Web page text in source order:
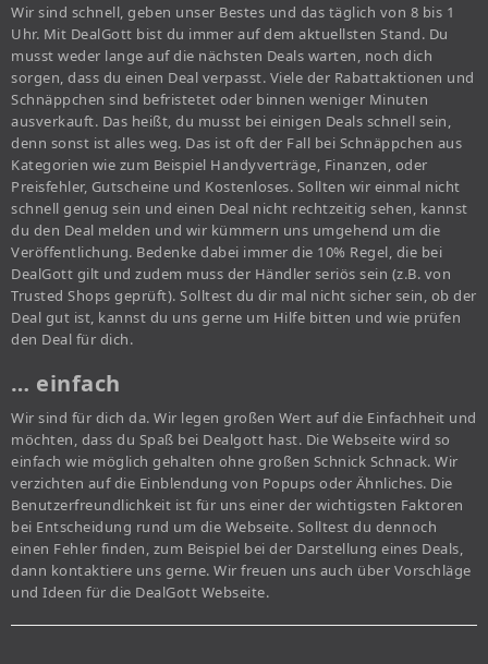
Wir sind schnell, geben unser Bestes und das täglich von 8 bis 1
Uhr. Mit DealGott bist du immer auf dem aktuellsten Stand. Du
musst weder lange auf die nächsten Deals warten, noch dich
sorgen, dass du einen Deal verpasst. Viele der Rabattaktionen und
Schnäppchen sind befristetet oder binnen weniger Minuten
ausverkauft. Das heißt, du musst bei einigen Deals schnell sein,
denn sonst ist alles weg. Das ist oft der Fall bei Schnäppchen aus
Kategorien wie zum Beispiel Handyverträge, Finanzen, oder
Preisfehler, Gutscheine und Kostenloses. Sollten wir einmal nicht
schnell genug sein und einen Deal nicht rechtzeitig sehen, kannst
du den Deal melden und wir kümmern uns umgehend um die
Veröffentlichung. Bedenke dabei immer die 10% Regel, die bei
DealGott gilt und zudem muss der Händler seriös sein (z.B. von
Trusted Shops geprüft). Solltest du dir mal nicht sicher sein, ob der
Deal gut ist, kannst du uns gerne um Hilfe bitten und wie prüfen
den Deal für dich.
… einfach
Wir sind für dich da. Wir legen großen Wert auf die Einfachheit und
möchten, dass du Spaß bei Dealgott hast. Die Webseite wird so
einfach wie möglich gehalten ohne großen Schnick Schnack. Wir
verzichten auf die Einblendung von Popups oder Ähnliches. Die
Benutzerfreundlichkeit ist für uns einer der wichtigsten Faktoren
bei Entscheidung rund um die Webseite. Solltest du dennoch
einen Fehler finden, zum Beispiel bei der Darstellung eines Deals,
dann kontaktiere uns gerne. Wir freuen uns auch über Vorschläge
und Ideen für die DealGott Webseite.